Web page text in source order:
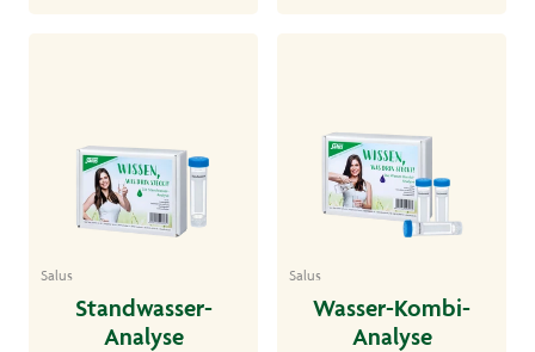
Salus
Standwasser-
Analyse
Salus
Wasser-Kombi-
Analyse